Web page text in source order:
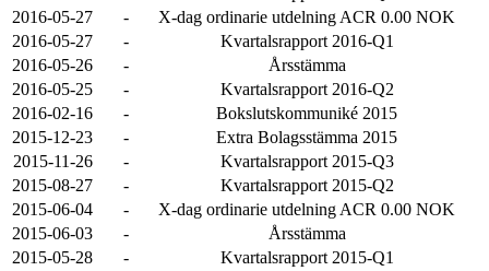
2016-05-27
-
X-dag ordinarie utdelning ACR 0.00 NOK
2016-05-27
-
Kvartalsrapport 2016-Q1
2016-05-26
-
Årsstämma
2016-05-25
-
Kvartalsrapport 2016-Q2
2016-02-16
-
Bokslutskommuniké 2015
2015-12-23
-
Extra Bolagsstämma 2015
2015-11-26
-
Kvartalsrapport 2015-Q3
2015-08-27
-
Kvartalsrapport 2015-Q2
2015-06-04
-
X-dag ordinarie utdelning ACR 0.00 NOK
2015-06-03
-
Årsstämma
2015-05-28
-
Kvartalsrapport 2015-Q1